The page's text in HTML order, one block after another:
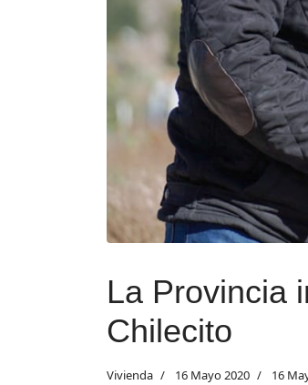
La Provincia
Chilecito
Vivienda 16 Mayo 2020 16